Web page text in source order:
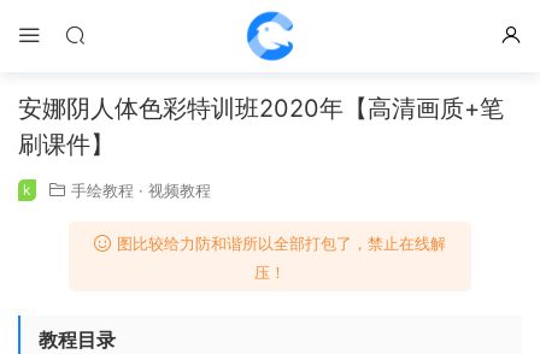
安娜阴人体色彩特训班2020年【高清画质+笔
刷课件】
k 手绘教程 · 视频教程
图比较给力防和谐所以全部打包了，禁止在线解
压！
教程目录